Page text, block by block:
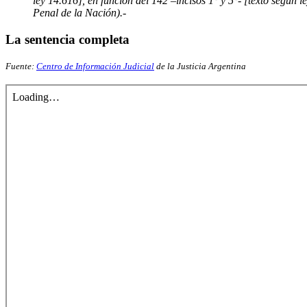
Penal de la Nación).-
La sentencia completa
Fuente: Centro de Información Judicial de la Justicia Argentina